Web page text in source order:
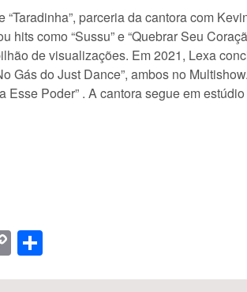
“Taradinha”, parceria da cantora com
hits como “Sussu” e “Quebrar Seu
de visualizações. Em 2021, Lexa
Gás do Just Dance”, ambos no
Poder” . A cantora segue em
Copy
Link